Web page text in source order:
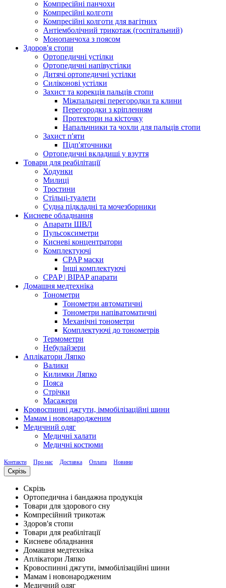
Компресійні панчохи
Компресійні колготи
Компресійні колготи для вагітних
Антіемболічний трикотаж (госпітальний)
Монопанчоха з поясом
Здоров'я стопи
Ортопедичні устілки
Ортопедичні напівустілки
Дитячі ортопедичні устілки
Силіконові устілки
Захист та корекція пальців стопи
Міжпальцеві перегородки та клини
Перегородки з кріпленням
Протектори на кісточку
Напальчники та чохли для пальців стопи
Захист п'яти
Підп'яточники
Ортопедичні вкладиші у взуття
Товари для реабілітації
Ходунки
Милиці
Тростини
Стільці-туалети
Судна підкладні та мочезборники
Кисневе обладнання
Апарати ШВЛ
Пульсоксиметри
Кисневі концентратори
Комплектуючі
CPAP маски
Інші комплектуючі
CPAP | BIPAP апарати
Домашня медтехніка
Тонометри
Тонометри автоматичні
Тонометри напіватоматичні
Механічні тонометри
Комплектуючі до тонометрів
Термометри
Небулайзери
Аплікатори Ляпко
Валики
Килимки Ляпко
Пояса
Стрічки
Масажери
Кровоспинні джгути, іммобілізаційні шини
Мамам і новонародженим
Медичний одяг
Медичні халати
Медичні костюми
Контакти Про нас Доставка Оплата Новини
Скрізь
Скрізь
Ортопедична і бандажна продукція
Товари для здорового сну
Компресійний трикотаж
Здоров'я стопи
Товари для реабілітації
Кисневе обладнання
Домашня медтехніка
Аплікатори Ляпко
Кровоспинні джгути, іммобілізаційні шини
Мамам і новонародженим
Медичний одяг